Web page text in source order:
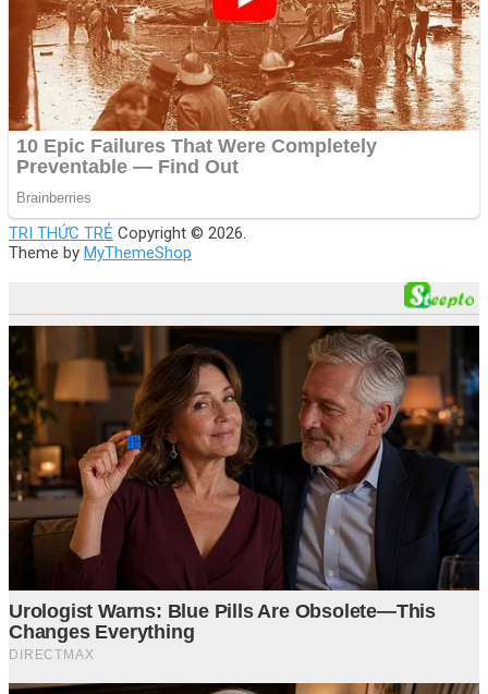
TRI THỨC TRẺ Copyright © 2026.
Theme by MyThemeShop